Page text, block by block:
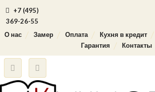
+7 (495)
369-26-55
О нас
Замер Оплата Кухня в кредит
Гарантия
Контакты